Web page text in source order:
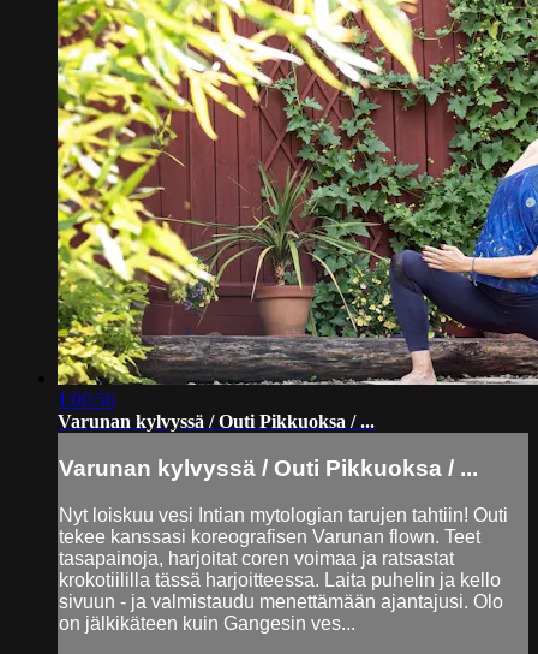
1:00:56
Varunan kylvyssä / Outi Pikkuoksa / ...
Varunan kylvyssä / Outi Pikkuoksa / ...
Nyt loiskuu vesi Intian mytologian tarujen tahtiin! Outi
tekee kanssasi koreografisen Varunan flown. Teet
tasapainoja, harjoitat coren voimaa ja ratsastat
krokotiililla tässä harjoitteessa. Laita puhelin ja kello
sivuun - ja valmistaudu menettämään ajantajusi. Olo
on jälkikäteen kuin Gangesin ves...